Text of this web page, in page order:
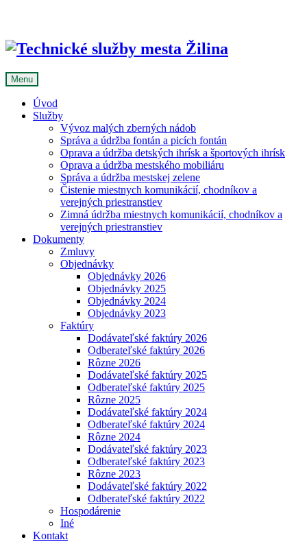
Menu
Úvod
Služby
Vývoz malých zberných nádob
Správa a údržba fontán a picích fontán
Oprava a údržba detských ihrísk a športových ihrísk
Oprava a údržba mestského mobiliáru
Správa a údržba mestskej zelene
Čistenie miestnych komunikácií, chodníkov a
verejných priestranstiev
Zimná údržba miestnych komunikácií, chodníkov a
verejných priestranstiev
Dokumenty
Zmluvy
Objednávky
Objednávky 2026
Objednávky 2025
Objednávky 2024
Objednávky 2023
Faktúry
Dodávateľské faktúry 2026
Odberateľské faktúry 2026
Rôzne 2026
Dodávateľské faktúry 2025
Odberateľské faktúry 2025
Rôzne 2025
Dodávateľské faktúry 2024
Odberateľské faktúry 2024
Rôzne 2024
Dodávateľské faktúry 2023
Odberateľské faktúry 2023
Rôzne 2023
Dodávateľské faktúry 2022
Odberateľské faktúry 2022
Hospodárenie
Iné
Kontakt